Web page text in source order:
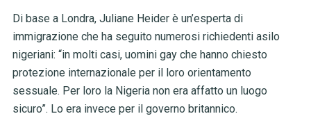
Di base a Londra, Juliane Heider è un’esperta di
immigrazione che ha seguito numerosi richiedenti asilo
nigeriani: “in molti casi, uomini gay che hanno chiesto
protezione internazionale per il loro orientamento
sessuale. Per loro la Nigeria non era affatto un luogo
sicuro”. Lo era invece per il governo britannico.